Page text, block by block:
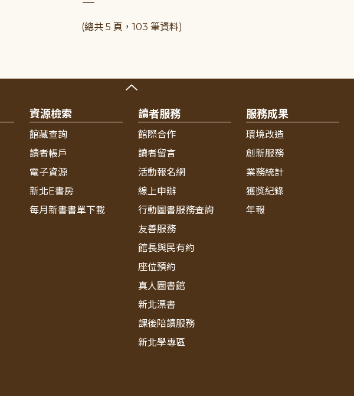
(總共 5 頁，103 筆資料)
資源檢索
館藏查詢
讀者帳戶
電子資源
新北E書房
每月新書書單下載
讀者服務
館際合作
讀者留言
活動報名網
線上申辦
行動圖書服務查詢
友善服務
館長與民有約
座位預約
真人圖書館
新北漂書
課後陪讀服務
新北學專區
服務成果
環境改造
創新服務
業務統計
獲獎紀錄
年報